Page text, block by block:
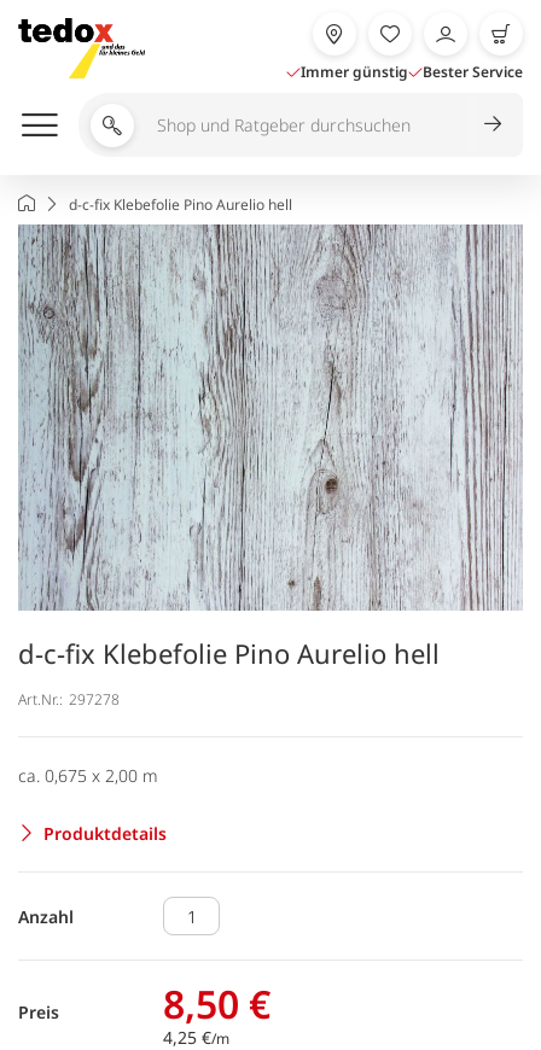
Inhalt
springen
Immer günstig Bester Service
Shop
Ratgeber
durchsuchen
Startseited-c-fix Klebefolie Pino Aurelio hell
d-c-fix Klebefolie Pino Aurelio hell
Art.Nr.: 297278
ca. 0,675 x 2,00 m
Produktdetails
Anzahl
Preis 8,50 €
4,25 €/m